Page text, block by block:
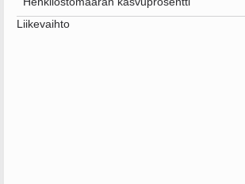
Liikevaihto